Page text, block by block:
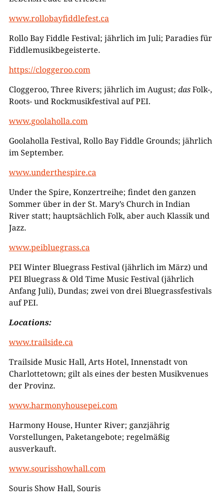
www.rollobayfiddlefest.ca
Rollo Bay Fiddle Festival; jährlich im Juli; Paradies für
Fiddlemusikbegeisterte.
https://cloggeroo.com
Cloggeroo, Three Rivers; jährlich im August; dasFolk-,
Roots- und Rockmusikfestival auf PEI.
www.goolaholla.com
Goolaholla Festival, Rollo Bay Fiddle Grounds; jährlich
im September.
www.underthespire.ca
Under the Spire, Konzertreihe; findet den ganzen
Sommer über in der St. Mary’s Church in Indian
River statt; hauptsächlich Folk, aber auch Klassik und
Jazz.
www.peibluegrass.ca
PEI Winter Bluegrass Festival (jährlich im März) und
PEI Bluegrass & Old Time Music Festival (jährlich
Anfang Juli), Dundas; zwei von drei Bluegrassfestivals
auf PEI.
Locations:
www.trailside.ca
Trailside Music Hall, Arts Hotel, Innenstadt von
Charlottetown; gilt als eines der besten Musikvenues
der Provinz.
www.harmonyhousepei.com
Harmony House, Hunter River; ganzjährig
Vorstellungen, Paketangebote; regelmäßig
ausverkauft.
www.sourisshowhall.com
Souris Show Hall, Souris